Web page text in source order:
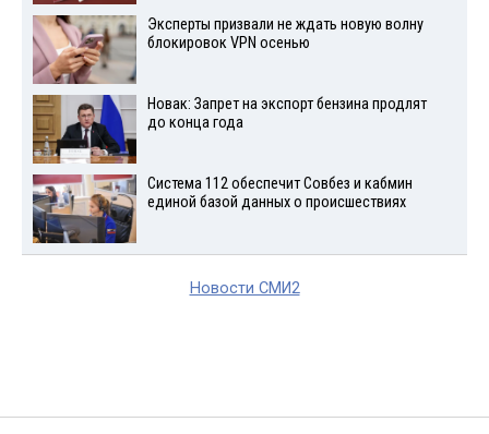
Эксперты призвали не ждать новую волну
блокировок VPN осенью
Новак: Запрет на экспорт бензина продлят
до конца года
Система 112 обеспечит Совбез и кабмин
единой базой данных о происшествиях
Новости СМИ2